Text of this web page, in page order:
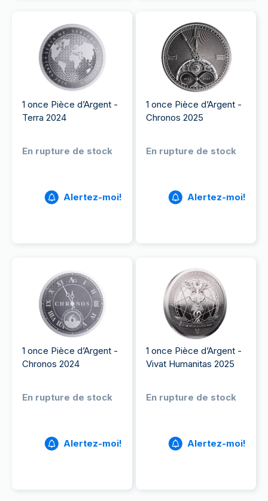
1 once Pièce d’Argent -
Terra 2024
En rupture de stock
Alertez-moi!
1 once Pièce d’Argent -
Chronos 2025
En rupture de stock
Alertez-moi!
1 once Pièce d’Argent -
Chronos 2024
En rupture de stock
Alertez-moi!
1 once Pièce d’Argent -
Vivat Humanitas 2025
En rupture de stock
Alertez-moi!